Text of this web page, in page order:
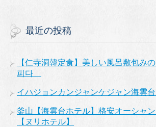
最近の投稿
【仁寺洞韓定食】美しい風呂敷包み
피다
イハジョンカンジャンケジャン海雲
釜山【海雲台ホテル】格安オーシャ
【ヌリホテル】